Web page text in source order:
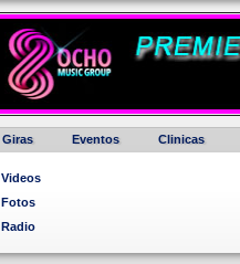
Giras Eventos Clinicas
Videos
Fotos
Radio